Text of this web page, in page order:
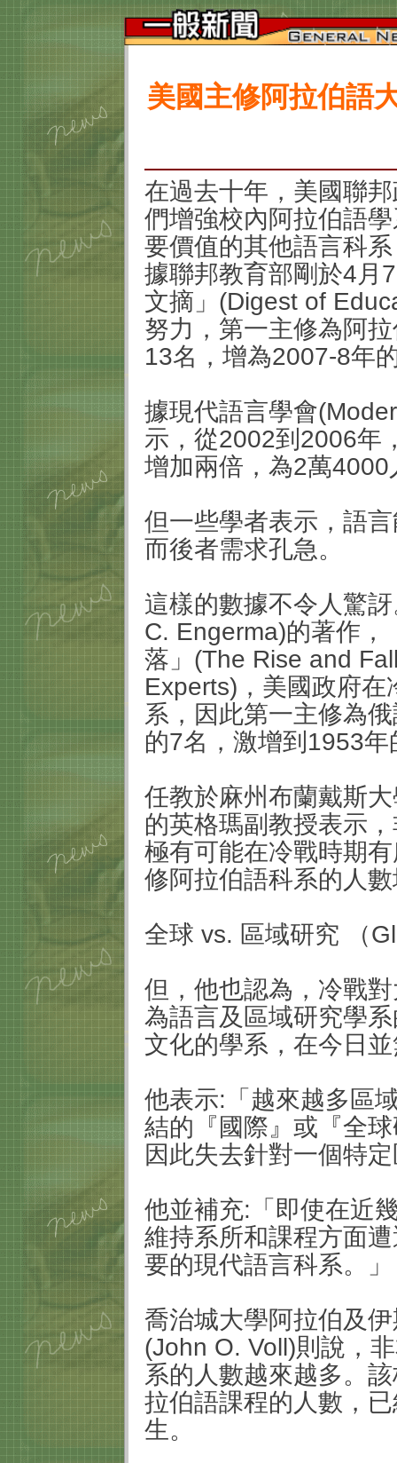
美國主修阿拉伯語
在過去十年，美國聯
們增強校內阿拉伯語
要價值的其他語言科
據聯邦教育部剛於4月 7
文摘」 (Digest of
努力，第一主修為阿
13名，增為2007-8年
據現代語言學會
示，從2002到 2006年
增加兩倍，為2萬4000
但一些學者表示，語
而後者需求孔急。
這樣的數據不令人驚
C. Engerma)的著作，
落」 (The Rise and
Experts) ，美國政府
系，因此第一主修為
的7名，激增到 1953年
任教於麻州布蘭戴斯
的英格瑪副教授表示
極有可能在冷戰時期
修阿拉伯語科系的人
全球 vs. 區域研究 （
但，他也認為，冷戰
為語言及區域研究學
文化的學系，在今日
他表示: 「越來越多區
結的『國際』或『全
因此失去針對一個特
他並補充: 「即使在近
維持系所和課程方面
要的現代語言科系。」
喬治城大學阿拉伯及
(John O. Voll)則說，
系的人數越來越多。
拉伯語課程的人數，
生。